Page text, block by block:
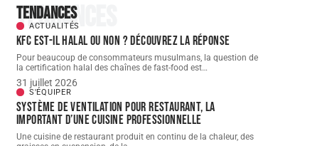
Tendances
Tendances
ACTUALITÉS
KFC est-il halal ou non ? Découvrez la réponse
Pour beaucoup de consommateurs musulmans, la question de
la certification halal des chaînes de fast-food est…
31 juillet 2026
S'ÉQUIPER
Système de ventilation pour restaurant, la
important d’une cuisine professionnelle
Une cuisine de restaurant produit en continu de la chaleur, des